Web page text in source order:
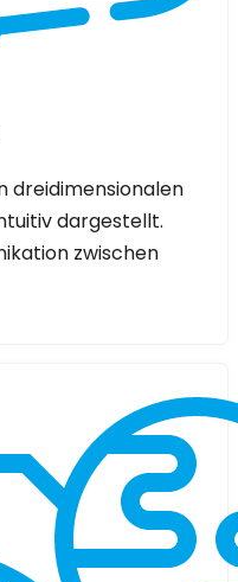
dreidimensionalen
dargestellt.
zwischen